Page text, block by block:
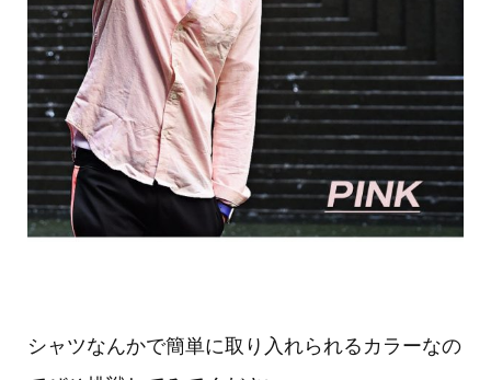
シャツなんかで簡単に取り入れられるカラーなの